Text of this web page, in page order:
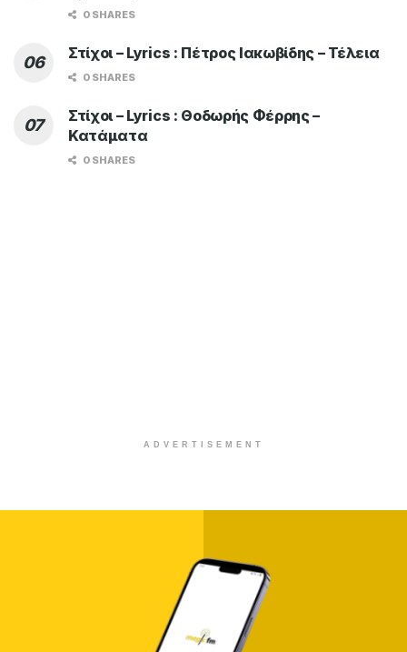
0 SHARES
Στίχοι – Lyrics : Πέτρος Ιακωβίδης – Τέλεια
0 SHARES
Στίχοι – Lyrics : Θοδωρής Φέρρης –
Κατάματα
0 SHARES
ADVERTISEMENT